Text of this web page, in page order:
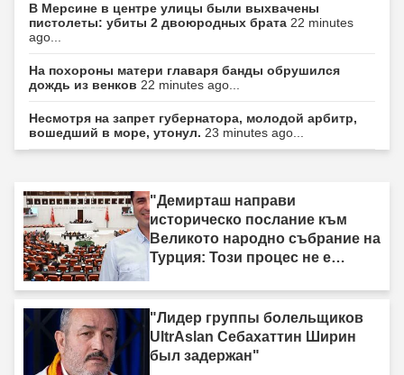
В Мерсине в центре улицы были выхвачены
пистолеты: убиты 2 двоюродных брата 22 minutes
ago...
На похороны матери главаря банды обрушился
дождь из венков 22 minutes ago...
Несмотря на запрет губернатора, молодой арбитр,
вошедший в море, утонул. 23 minutes ago...
"Демирташ направи
историческо послание към
Великото народно събрание на
Турция: Този процес не е
"Лидер группы болельщиков
UltrAslan Себахаттин Ширин
был задержан"